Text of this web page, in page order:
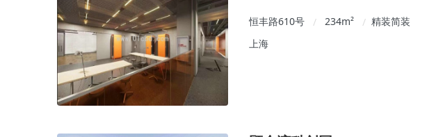
恒丰路610号 / 234m² / 精装简装
上海